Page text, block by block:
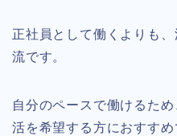
正社員として働くよりも
流です。
自分のペースで働けるた
活を希望する方におすすめ